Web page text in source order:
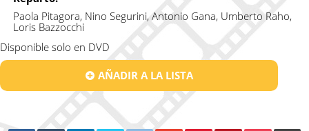
Paola Pitagora, Nino Segurini, Antonio Gana, Umberto Raho,
Loris Bazzocchi
Disponible solo en DVD
AÑADIR A LA LISTA